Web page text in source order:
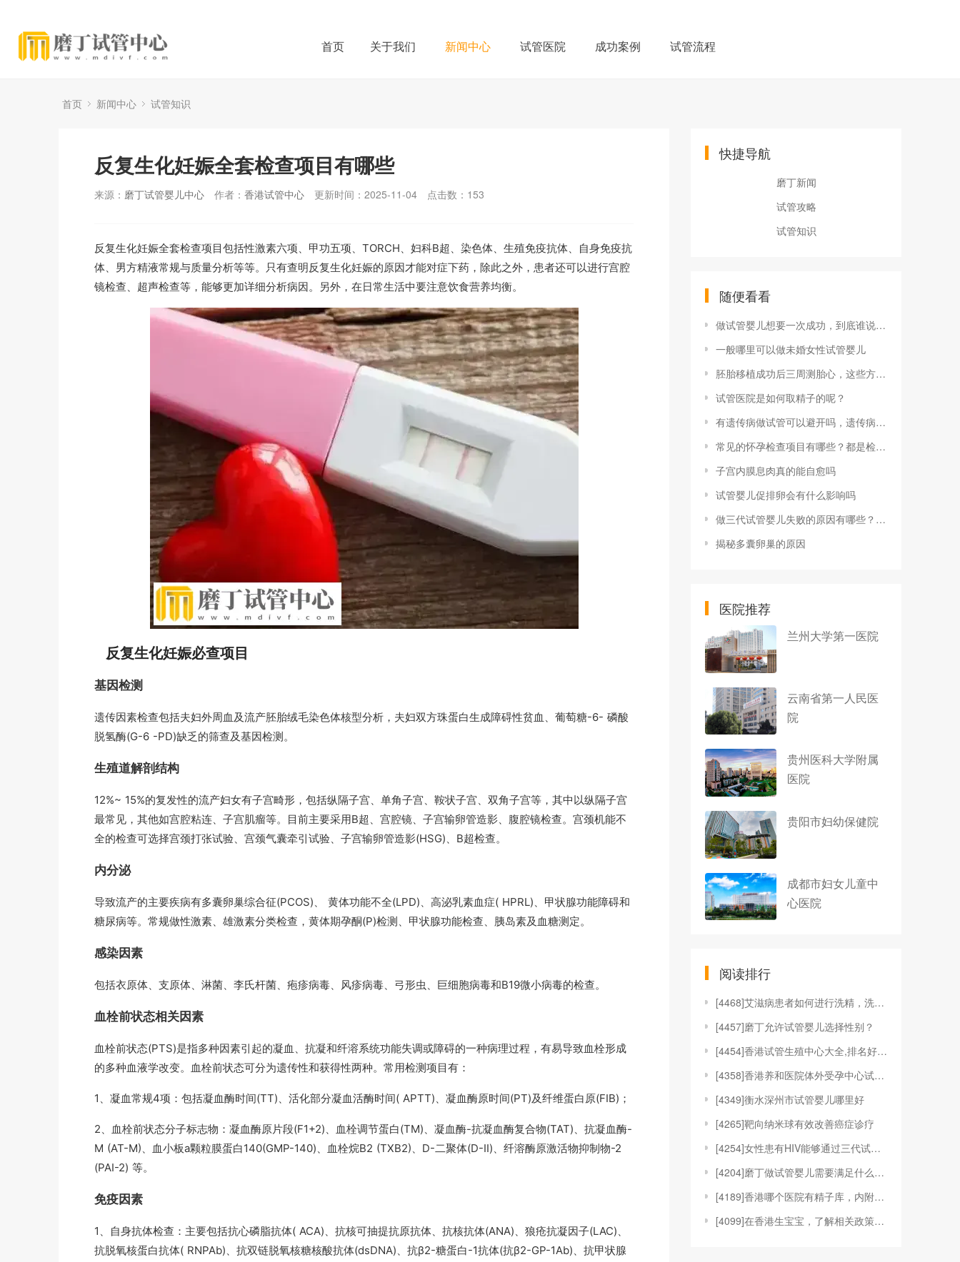
首页 关于我们 新闻中心 试管医院 成功案例 试管流程
首页 新闻中心 试管知识
反复生化妊娠全套检查项目有哪些
来源： 磨丁试管婴儿中心 作者： 香港试管中心 更新时间：2025-11-04 点击数： 153
反复生化妊娠全套检查项目包括性激素六项、甲功五项、TORCH、妇科B超、染色体、生殖免疫抗体、自身免疫抗
体、男方精液常规与质量分析等等。只有查明反复生化妊娠的原因才能对症下药，除此之外，患者还可以进行宫腔
镜检查、超声检查等，能够更加详细分析病因。另外，在日常生活中要注意饮食营养均衡。
反复生化妊娠必查项目
基因检测
遗传因素检查包括夫妇外周血及流产胚胎绒毛染色体核型分析，夫妇双方珠蛋白生成障碍性贫血、葡萄糖-6- 磷酸
脱氢酶(G-6 -PD)缺乏的筛查及基因检测。
生殖道解剖结构
12%~ 15%的复发性的流产妇女有子宫畸形，包括纵隔子宫、单角子宫、鞍状子宫、双角子宫等，其中以纵隔子宫
最常见，其他如宫腔粘连、子宫肌瘤等。目前主要采用B超、宫腔镜、子宫输卵管造影、腹腔镜检查。宫颈机能不
全的检查可选择宫颈打张试验、宫颈气囊牵引试验、子宫输卵管造影(HSG)、B超检查。
内分泌
导致流产的主要疾病有多囊卵巢综合征(PCOS)、 黄体功能不全(LPD)、高泌乳素血症( HPRL)、甲状腺功能障碍和
糖尿病等。常规做性激素、雄激素分类检查，黄体期孕酮(P)检测、甲状腺功能检查、胰岛素及血糖测定。
感染因素
包括衣原体、支原体、淋菌、李氏杆菌、疱疹病毒、风疹病毒、弓形虫、巨细胞病毒和B19微小病毒的检查。
血栓前状态相关因素
血栓前状态(PTS)是指多种因素引起的凝血、抗凝和纤溶系统功能失调或障碍的一种病理过程，有易导致血栓形成
的多种血液学改变。血栓前状态可分为遗传性和获得性两种。常用检测项目有：
1、凝血常规4项：包括凝血酶时间(TT)、活化部分凝血活酶时间( APTT)、凝血酶原时间(PT)及纤维蛋白原(FIB)；
2、血栓前状态分子标志物：凝血酶原片段(F1+2)、血栓调节蛋白(TM)、凝血酶-抗凝血酶复合物(TAT)、抗凝血酶-
M (AT-M)、血小板a颗粒膜蛋白140(GMP-140)、血栓烷B2 (TXB2)、D-二聚体(D-II)、纤溶酶原激活物抑制物-2
(PAI-2) 等。
免疫因素
1、自身抗体检查：主要包括抗心磷脂抗体( ACA)、抗核可抽提抗原抗体、抗核抗体(ANA)、狼疮抗凝因子(LAC)、
抗脱氧核蛋白抗体( RNPAb)、抗双链脱氧核糖核酸抗体(dsDNA)、抗β2-糖蛋白-1抗体(抗β2-GP-1Ab)、抗甲状腺
快捷导航
磨丁新闻
试管攻略
试管知识
随便看看
做试管婴儿想要一次成功，到底谁说了算
一般哪里可以做未婚女性试管婴儿
胚胎移植成功后三周测胎心，这些方法都可选
试管医院是如何取精子的呢？
有遗传病做试管可以避开吗，遗传病患者三代试管优势盘点
常见的怀孕检查项目有哪些？都是检查什么的？
子宫内膜息肉真的能自愈吗
试管婴儿促排卵会有什么影响吗
做三代试管婴儿失败的原因有哪些？如何能提高试管成功率？
揭秘多囊卵巢的原因
医院推荐
兰州大学第一医院
云南省第一人民医
院
贵州医科大学附属
医院
贵阳市妇幼保健院
成都市妇女儿童中
心医院
阅读排行
[4468]艾滋病患者如何进行洗精，洗精技术适应于哪
[4457]磨丁允许试管婴儿选择性别？
[4454]香港试管生殖中心大全,排名好的机构都在这
[4358]香港养和医院体外受孕中心试管婴儿技术
[4349]衡水深州市试管婴儿哪里好
[4265]靶向纳米球有效改善癌症诊疗
[4254]女性患有HIV能够通过三代试管婴儿技术来
[4204]磨丁做试管婴儿需要满足什么条件?
[4189]香港哪个医院有精子库，内附具体捐精、供精
[4099]在香港生宝宝，了解相关政策和福利